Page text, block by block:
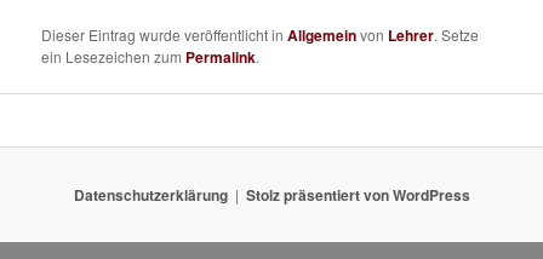
Dieser Eintrag wurde veröffentlicht inAllgemeinvon Lehrer. Setze
ein Lesezeichen zum Permalink.
Datenschutzerklärung Stolz präsentiert von WordPress